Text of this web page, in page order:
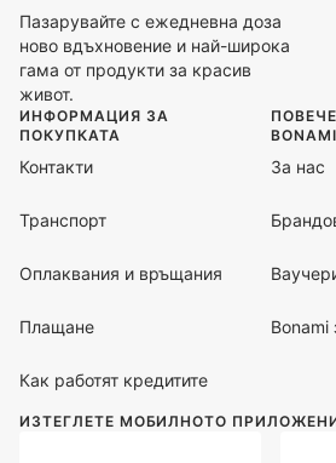
Пазарувайте с ежедневна доза
ново вдъхновение и най-широка
гама от продукти за красив
живот.
ИНФОРМАЦИЯ ЗА
ПОКУПКАТА
Контакти
Транспорт
Оплаквания и връщания
Плащане
Как работят кредитите
BONAMI
За нас
Bonami
ИЗТЕГЛЕТЕ МОБИЛНОТО